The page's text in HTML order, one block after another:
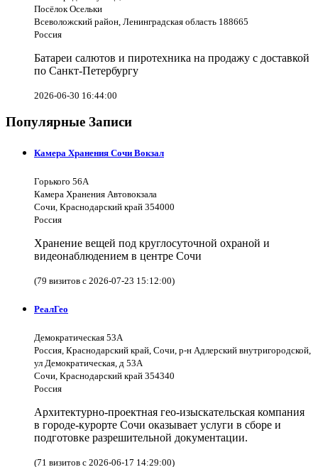
Посёлок Осельки
Всеволожский район, Ленинградская область 188665
Россия
Батареи салютов и пиротехника на продажу с доставкой
по Санкт-Петербургу
2026-06-30 16:44:00
Популярные Записи
Камера Хранения Сочи Вокзал
Горького 56А
Камера Хранения Автовокзала
Сочи, Краснодарский край 354000
Россия
Хранение вещей под круглосуточной охраной и
видеонаблюдением в центре Сочи
(79 визитов с 2026-07-23 15:12:00)
РеалГео
Демократическая 53А
Россия, Краснодарский край, Сочи, р-н Адлерский внутригородской,
ул Демократическая, д 53А
Сочи, Краснодарский край 354340
Россия
Архитектурно-проектная гео-изыскательская компания
в городе-курорте Сочи оказывает услуги в сборе и
подготовке разрешительной документации.
(71 визитов с 2026-06-17 14:29:00)